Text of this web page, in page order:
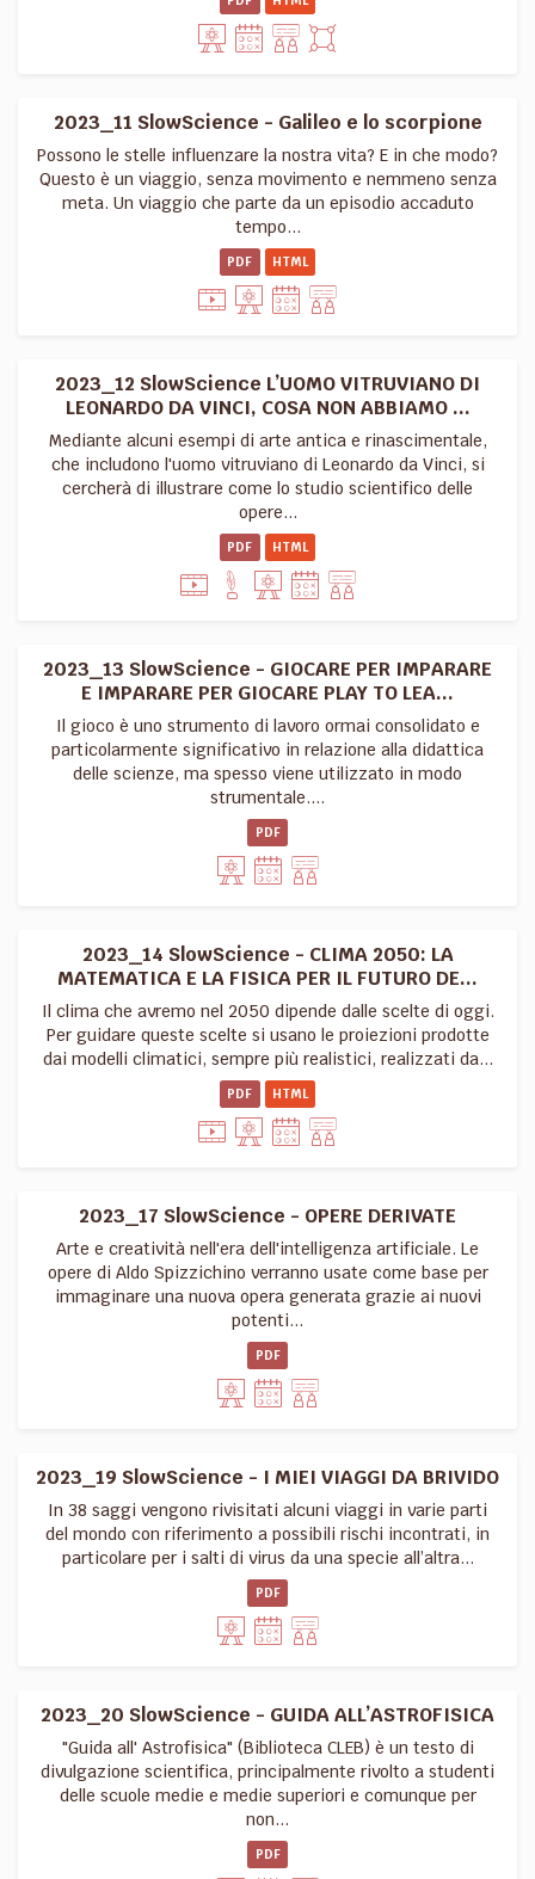
2023_11 SlowScience - Galileo e lo scorpione
Possono le stelle influenzare la nostra vita? E in che modo?
Questo è un viaggio, senza movimento e nemmeno senza
meta. Un viaggio che parte da un episodio accaduto
tempo...
PDF HTML
2023_12 SlowScience L’UOMO VITRUVIANO DI
LEONARDO DA VINCI, COSA NON ABBIAMO ...
Mediante alcuni esempi di arte antica e rinascimentale,
che includono l'uomo vitruviano di Leonardo da Vinci, si
cercherà di illustrare come lo studio scientifico delle
opere...
PDF HTML
2023_13 SlowScience - GIOCARE PER IMPARARE
E IMPARARE PER GIOCARE PLAY TO LEA...
Il gioco è uno strumento di lavoro ormai consolidato e
particolarmente significativo in relazione alla didattica
delle scienze, ma spesso viene utilizzato in modo
strumentale....
PDF
2023_14 SlowScience - CLIMA 2050: LA
MATEMATICA E LA FISICA PER IL FUTURO DE...
Il clima che avremo nel 2050 dipende dalle scelte di oggi.
Per guidare queste scelte si usano le proiezioni prodotte
dai modelli climatici, sempre più realistici, realizzati da...
PDF HTML
2023_17 SlowScience - OPERE DERIVATE
Arte e creatività nell'era dell'intelligenza artificiale. Le
opere di Aldo Spizzichino verranno usate come base per
immaginare una nuova opera generata grazie ai nuovi
potenti...
PDF
2023_19 SlowScience - I MIEI VIAGGI DA BRIVIDO
In 38 saggi vengono rivisitati alcuni viaggi in varie parti
del mondo con riferimento a possibili rischi incontrati, in
particolare per i salti di virus da una specie all’altra...
PDF
2023_20 SlowScience - GUIDA ALL’ASTROFISICA
"Guida all' Astrofisica" (Biblioteca CLEB) è un testo di
divulgazione scientifica, principalmente rivolto a studenti
delle scuole medie e medie superiori e comunque per
non...
PDF